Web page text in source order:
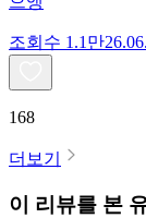
조회수 1.1만
168
더보기
이 리뷰를 본